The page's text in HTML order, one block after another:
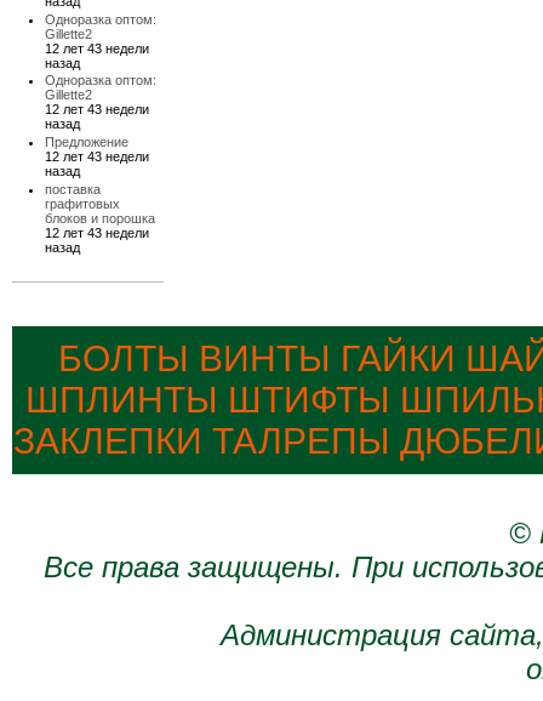
Одноразка оптом:
Gillette2
12 лет 43 недели
назад
Одноразка оптом:
Gillette2
12 лет 43 недели
назад
Предложение
12 лет 43 недели
назад
поставка
графитовых
блоков и порошка
12 лет 43 недели
назад
БОЛТЫ ВИНТЫ ГАЙКИ
ШПЛИНТЫ ШТИФТЫ
ЗАКЛЕПКИ ТАЛРЕПЫ
©
Все права защищены. При
Администрация